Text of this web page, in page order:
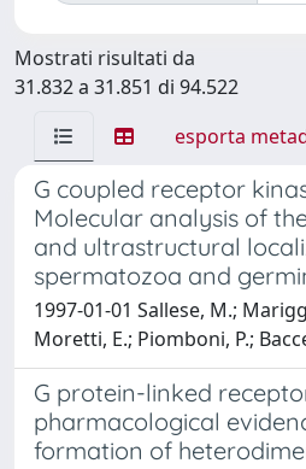
Mostrati risultati da
31.832 a 31.851 di 94.522
esporta
G coupled receptor
Molecular analysis of
and ultrastructural
spermatozoa and
1997-01-01 Sallese, M.;
Moretti, E.; Piomboni, P.;
G protein-linked
pharmacological
formation of